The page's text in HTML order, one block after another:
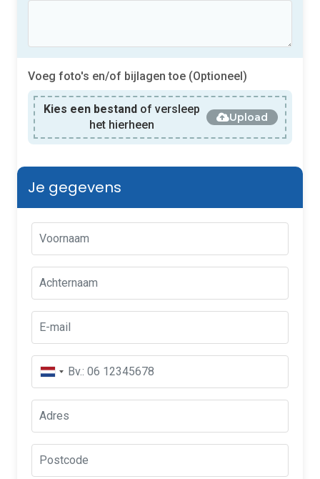
Voeg foto's en/of bijlagen toe (Optioneel)
Kies een bestand of versleep
het hierheen
Upload
Je gegevens